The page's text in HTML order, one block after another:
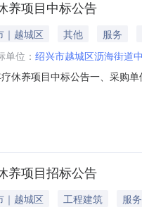
养项目中标公告
｜越城区 其他
服务
单位： 绍兴市越城区沥海街道
休养项目中标公告一、采购
外福建平潭线（5天）公开招
养项目招标公告
｜越城区 工程建筑
服务